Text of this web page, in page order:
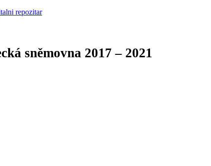
sněmovna 2017 – 2021